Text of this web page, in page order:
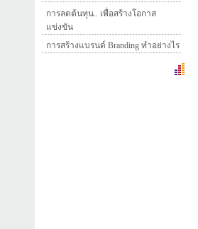
การลดต้นทุน.. เพื่อสร้างโอกาส
แข่งขัน
การสร้างแบรนด์ Branding ทำอย่างไร